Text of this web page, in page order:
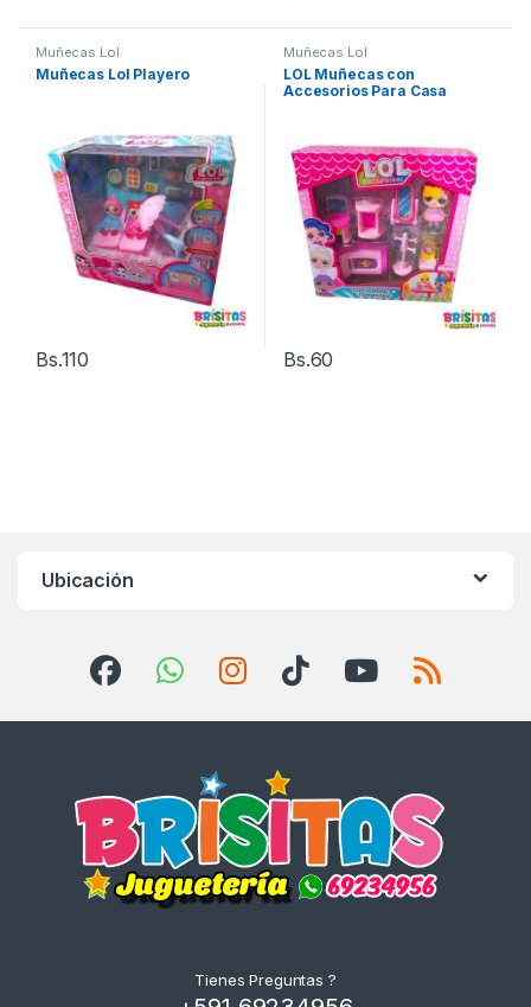
Muñecas Lol
Muñecas Lol Playero
Bs.110
Muñecas Lol
LOL Muñecas con
Accesorios Para Casa
Bs.60
Ubicación
Tienes Preguntas ?